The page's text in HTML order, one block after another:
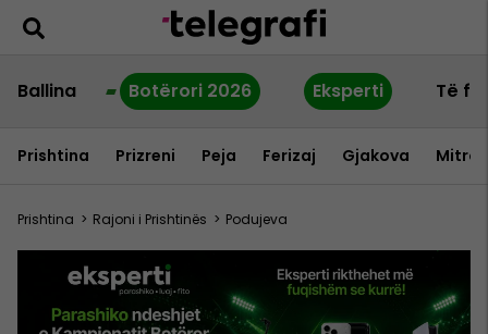
Ballina Botërori 2026 Eksperti Të
Prishtina Prizreni Peja Ferizaj Gjakova
Prishtina > Rajoni i Prishtinës > Podujeva